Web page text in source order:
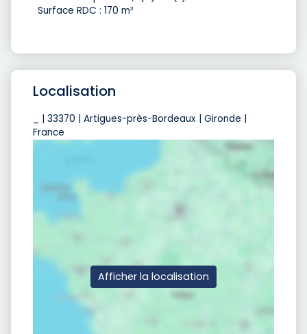
Surface RDC : 170 m²
Localisation
_ | 33370 | Artigues-près-Bordeaux | Gironde |
France
Afficher la localisation